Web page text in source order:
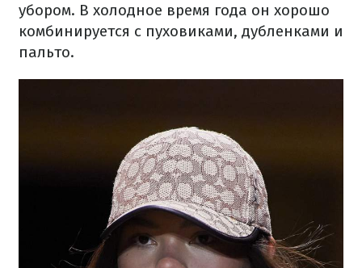
убором. В холодное время года он хорошо
комбинируется с пуховиками, дубленками и
пальто.